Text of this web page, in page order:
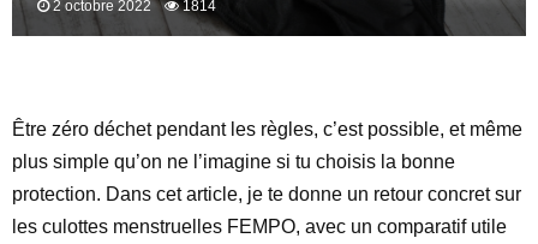
2 octobre 2022 1814
Être zéro déchet pendant les règles, c’est possible, et même
plus simple qu’on ne l’imagine si tu choisis la bonne
protection. Dans cet article, je te donne un retour concret sur
les culottes menstruelles FEMPO, avec un comparatif utile